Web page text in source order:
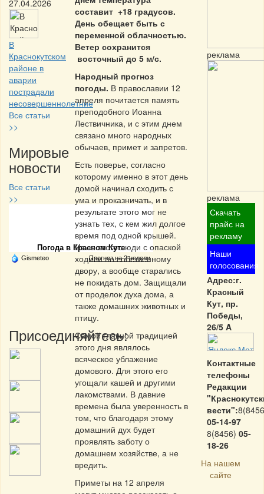
27.04.2026
В
Краснокутском
районе в
аварии
пострадали
несовершеннолетние
Все статьи
>>
Мировые
новости
Все статьи
>>
Частная реклама
Погода в Красном Куте
Gismeteo Прогноз на 2 недели
Присоединяйтесь:
составит +18 градусов.
День обещает быть с
переменной облачностью.
Ветер сохранится
восточный до 5 м/с.
Народный прогноз
погоды. В православии 12
апреля почитается память
преподобного Иоанна
Лествичника, и с этим днем
связано много народных
обычаев, примет и запретов.
Есть поверье, согласно
которому именно в этот день
домой начинал сходить с
ума и проказничать, и в
результате этого мог не
узнать тех, с кем жил долгое
время под одной крышей.
Из-за этого люди с опаской
ходили по собственному
двору, а вообще старались
не покидать дом. Защищали
от проделок духа дома, а
также домашних животных и
птицу.
Самой главной традицией
этого дня являлось
всяческое ублажение
домового. Для этого его
угощали кашей и другими
лакомствами. В давние
времена была уверенность в
том, что благодаря этому
домашний дух будет
проявлять заботу о
домашнем хозяйстве, а не
вредить.
Приметы на 12 апреля
реклама
реклама
Скачать
прайс на
рекламу
Наши
голосования
Адрес:г.
Красный
Кут, пр.
Победы,
26/5 A
Контактные
телефоны
Редакции
вести":
05-14-97
8(8456) 05-
18-26
На нашем
сайте